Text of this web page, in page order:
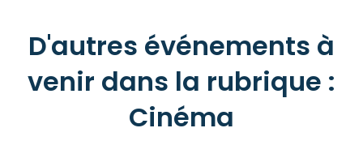
D'autres événements à
venir dans la rubrique :
Cinéma